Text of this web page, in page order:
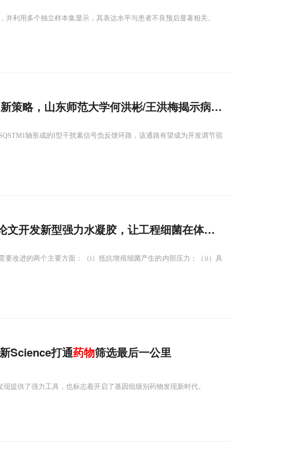
利用多个独立样本集显示，其表达水平与患者不良预后显著相关。
策略，山东师范大学何洪彬/王洪梅揭示病毒利用细胞囊
轴形成的I型干扰素信号负反馈环路，该通路有望成为开发调节宿
开发新型强力水凝胶，让工程细菌在体内安全释放
要改进的两个主要方面：（i）抵抗增殖细菌产生的内部压力；（ii）具
Science打通药物筛选最后一公里
提供了强力工具，也标志着开启了基因组级别药物发现新时代。